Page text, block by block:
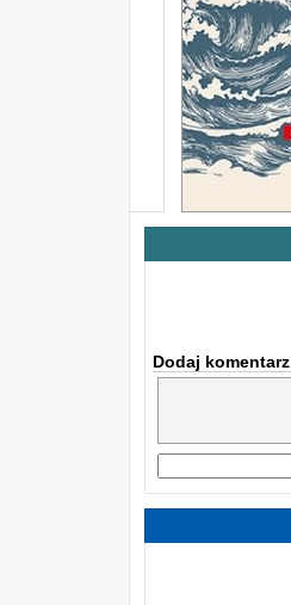
Dodaj komentarz